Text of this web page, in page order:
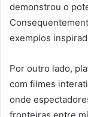
demonstrou o
exemplos
Por outro lado,
com filmes
onde